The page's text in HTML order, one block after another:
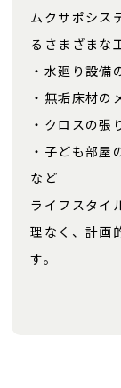
ムクサポシス
るさまざまな
・水廻り設備
・無垢床材の
・クロスの張
・子ども部屋
など
ライフスタイ
理なく、計画
す。